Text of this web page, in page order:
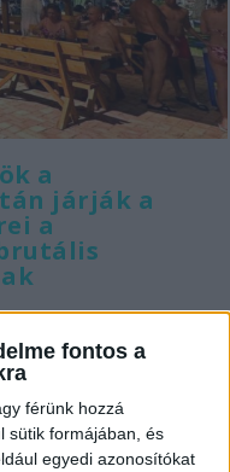
fontos a
férünk hozzá
sütik formájában, és
egyedi azonosítókat
a
járják a
a
Hivatal (Nébih)